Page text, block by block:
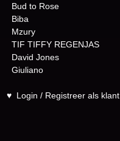
Bud to Rose
Biba
Mzury
TIF TIFFY REGENJAS
David Jones
Giuliano
♥ Login / Registreer als klant